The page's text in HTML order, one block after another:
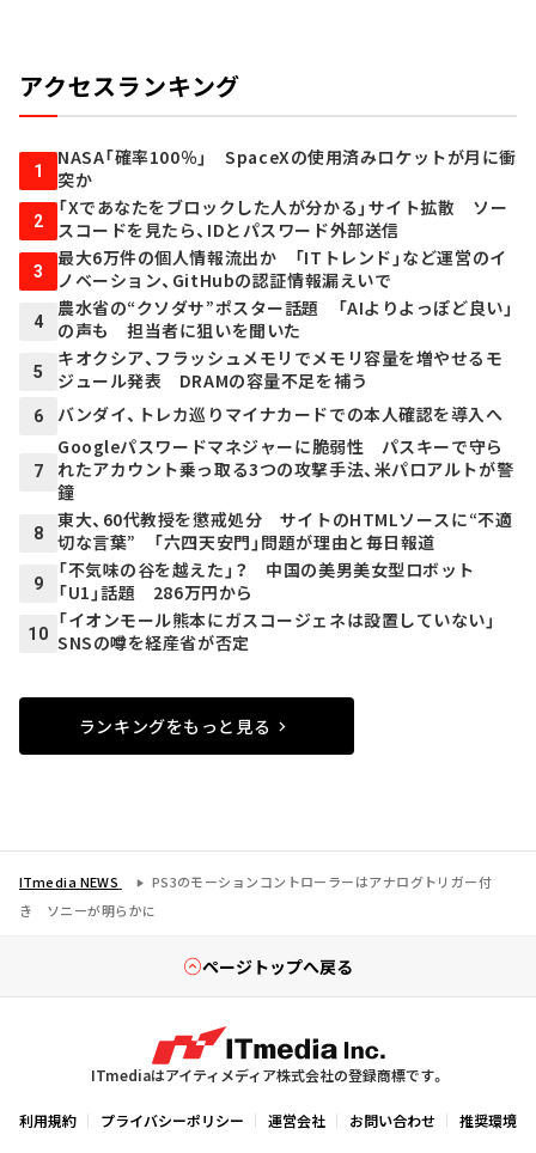
アクセスランキング
1
NASA「確率100％」 SpaceXの使用済みロケットが月に衝
突か
2
「Xであなたをブロックした人が分かる」サイト拡散 ソー
スコードを見たら、IDとパスワード外部送信
3
最大6万件の個人情報流出か 「ITトレンド」など運営のイ
ノベーション、GitHubの認証情報漏えいで
4
農水省の“クソダサ”ポスター話題 「AIよりよっぽど良い」
の声も 担当者に狙いを聞いた
5
キオクシア、フラッシュメモリでメモリ容量を増やせるモ
ジュール発表 DRAMの容量不足を補う
6 バンダイ、トレカ巡りマイナカードでの本人確認を導入へ
7
Googleパスワードマネジャーに脆弱性 パスキーで守ら
れたアカウント乗っ取る3つの攻撃手法、米パロアルトが警
鐘
8
東大、60代教授を懲戒処分 サイトのHTMLソースに“不適
切な言葉” 「六四天安門」問題が理由と毎日報道
9
「不気味の谷を越えた」？ 中国の美男美女型ロボット
「U1」話題 286万円から
10
「イオンモール熊本にガスコージェネは設置していない」
SNSの噂を経産省が否定
ランキングをもっと見る
ITmedia NEWS
PS3のモーションコントローラーはアナログトリガー付
き ソニーが明らかに
ページトップへ戻る
ITmediaはアイティメディア株式会社の登録商標です。
利用規約 プライバシーポリシー 運営会社 お問い合わせ 推奨環境